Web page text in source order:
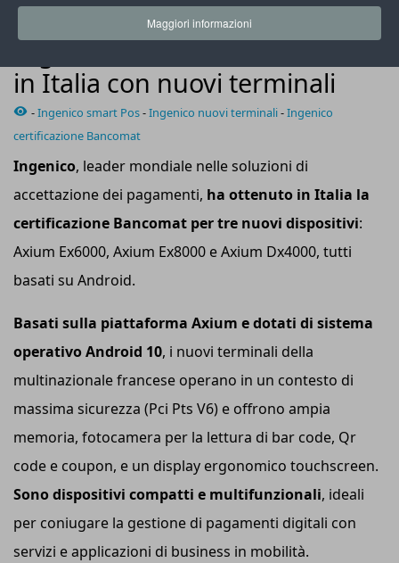
Maggiori informazioni
Ingenico rafforza la sua offerta
in Italia con nuovi terminali
-Ingenico smart Pos-Ingenico nuovi terminali-Ingenico
certificazione Bancomat
Ingenico, leader mondiale nelle soluzioni di
accettazione dei pagamenti, ha ottenuto in Italia la
certificazione Bancomat pertre nuovi dispositivi:
Axium Ex6000, Axium Ex8000 e Axium Dx4000, tutti
basati su Android.
Basati sulla piattaforma Axium e dotati di sistema
operativo Android 10, i nuovi terminali della
multinazionale francese operano in un contesto di
massima sicurezza (Pci Pts V6) e offrono ampia
memoria, fotocamera per la lettura di bar code, Qr
code e coupon, e un display ergonomico touchscreen.
Sono dispositivi compatti e multifunzionali, ideali
per coniugare la gestione di pagamenti digitali con
servizi e applicazioni di business in mobilità.